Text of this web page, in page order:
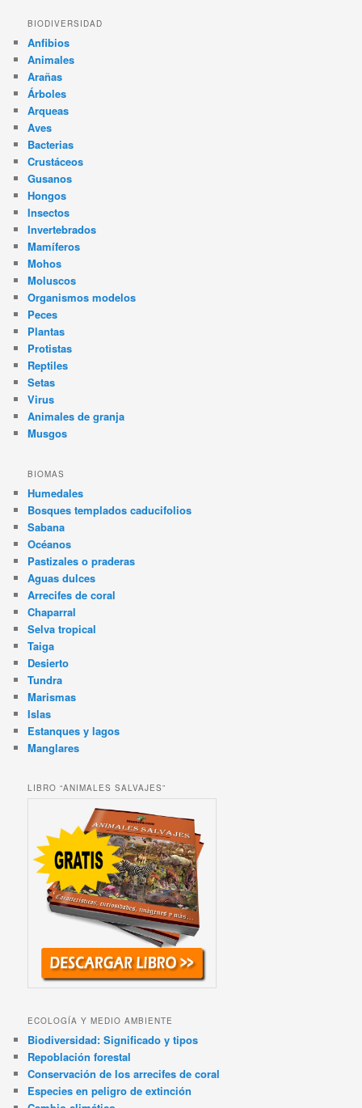
BIODIVERSIDAD
Anfibios
Animales
Arañas
Árboles
Arqueas
Aves
Bacterias
Crustáceos
Gusanos
Hongos
Insectos
Invertebrados
Mamíferos
Mohos
Moluscos
Organismos modelos
Peces
Plantas
Protistas
Reptiles
Setas
Virus
Animales de granja
Musgos
BIOMAS
Humedales
Bosques templados caducifolios
Sabana
Océanos
Pastizales o praderas
Aguas dulces
Arrecifes de coral
Chaparral
Selva tropical
Taiga
Desierto
Tundra
Marismas
Islas
Estanques y lagos
Manglares
LIBRO “ANIMALES SALVAJES”
ECOLOGÍA Y MEDIO AMBIENTE
Biodiversidad: Significado y tipos
Repoblación forestal
Conservación de los arrecifes de coral
Especies en peligro de extinción